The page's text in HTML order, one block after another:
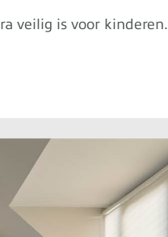
veilig is voor kinderen.